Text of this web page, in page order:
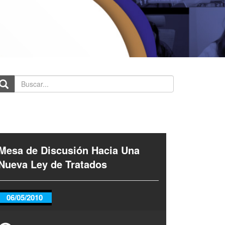
de Discusión Hacia Una
Ley de Tratados
06/05/2010